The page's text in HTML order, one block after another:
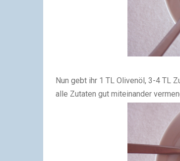
Nun gebt ihr 1 TL Olivenöl, 3-4 TL
alle Zutaten gut miteinander